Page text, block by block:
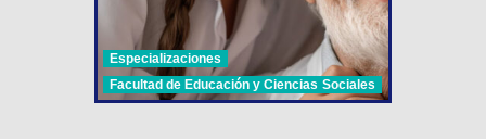
Especializaciones
Facultad de Educación y Ciencias Sociales